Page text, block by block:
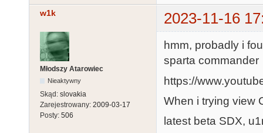
w1k 2023-11-16
Młodszy Atarowiec
Nieaktywny
Skąd: slovakia
Zarejestrowany: 2009-03-17
Posty: 506
hmm, probadly i
sparta commander
https://
When i trying view
latest beta SDX,